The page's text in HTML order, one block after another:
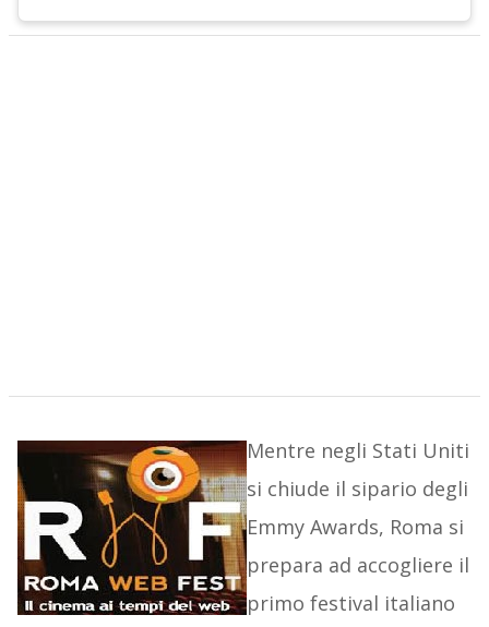
Mentre negli Stati Uniti
si chiude il sipario degli
Emmy Awards, Roma si
prepara ad accogliere il
primo festival italiano